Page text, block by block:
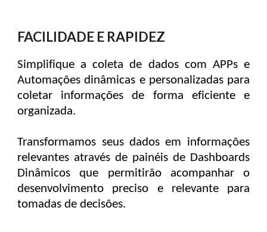
FACILIDADE E RAPIDEZ
Simplifique a coleta de dados com APPs e
Automações dinâmicas e personalizadas para
coletar informações de forma eficiente e
organizada.
Transformamos seus dados em informações
relevantes através de painéis de Dashboards
Dinâmicos que permitirão acompanhar o
desenvolvimento preciso e relevante para
tomadas de decisões.